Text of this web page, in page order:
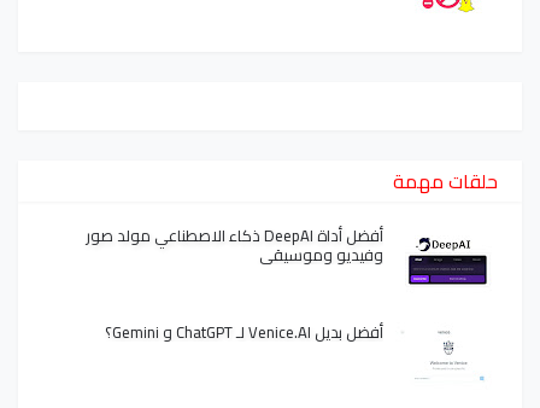
حلقات مهمة
أفضل أداة DeepAI ذكاء الاصطناعي مولد صور
وفيديو وموسيقى
أفضل بديل Venice.AI لـ ChatGPT و Gemini؟